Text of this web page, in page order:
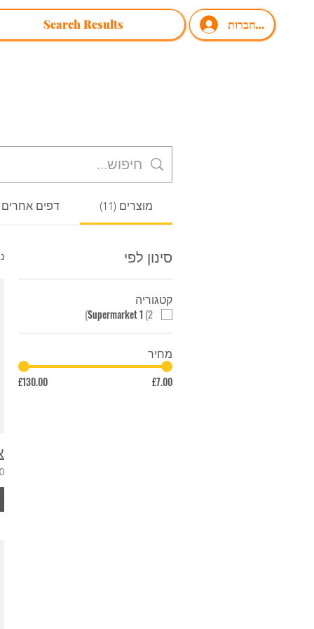
Search Results להתחברות
מוצרים (11) דפים אחרים
סינון לפי
קטגוריה
Supermarket 1 (2
)
מחיר
£7.00
£130.00